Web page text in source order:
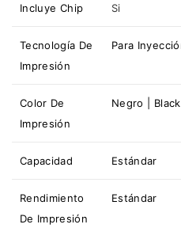
Incluye Chip Si
Tecnología De
Impresión
Para
Color De
Impresión
Negro | Black
Capacidad Estándar
Rendimiento
De Impresión
Estándar